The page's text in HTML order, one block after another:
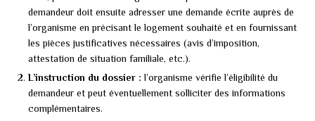
demandeur doit ensuite adresser une demande écrite auprès de
l’organisme en précisant le logement souhaité et en fournissant
les pièces justificatives nécessaires (avis d’imposition,
attestation de situation familiale, etc.).
L’instruction du dossier : l’organisme vérifie l’éligibilité du
demandeur et peut éventuellement solliciter des informations
complémentaires.